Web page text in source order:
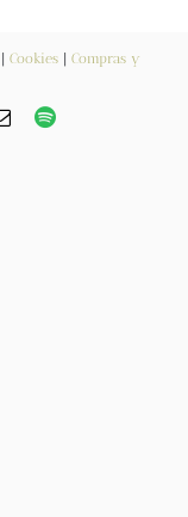
Cookies| Compras y